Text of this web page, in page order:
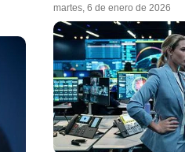
martes, 6 de enero de 2026